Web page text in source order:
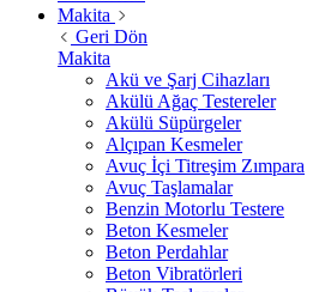
Makita
Geri Dön
Makita
Akü ve Şarj Cihazları
Akülü Ağaç Testereler
Akülü Süpürgeler
Alçıpan Kesmeler
Avuç İçi Titreşim Zımpara
Avuç Taşlamalar
Benzin Motorlu Testere
Beton Kesmeler
Beton Perdahlar
Beton Vibratörleri